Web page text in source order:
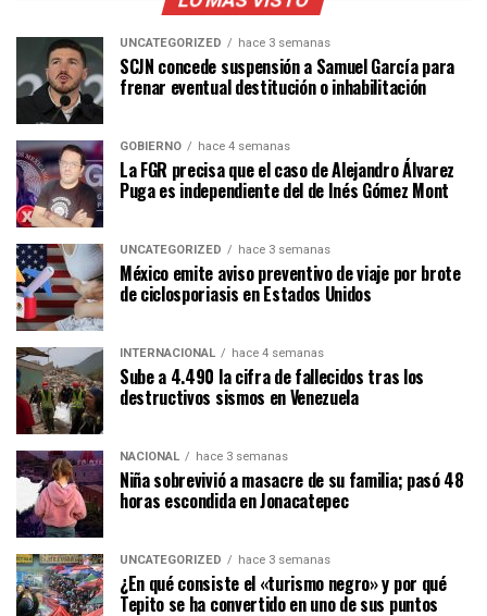
UNCATEGORIZED hace 3 semanas
SCJN concede suspensión a Samuel García para
frenar eventual destitución o inhabilitación
GOBIERNO hace 4 semanas
La FGR precisa que el caso de Alejandro Álvarez
Puga es independiente del de Inés Gómez Mont
UNCATEGORIZED hace 3 semanas
México emite aviso preventivo de viaje por brote
de ciclosporiasis en Estados Unidos
INTERNACIONAL hace 4 semanas
Sube a 4.490 la cifra de fallecidos tras los
destructivos sismos en Venezuela
NACIONAL hace 3 semanas
Niña sobrevivió a masacre de su familia; pasó 48
horas escondida en Jonacatepec
UNCATEGORIZED hace 3 semanas
¿En qué consiste el «turismo negro» y por qué
Tepito se ha convertido en uno de sus puntos